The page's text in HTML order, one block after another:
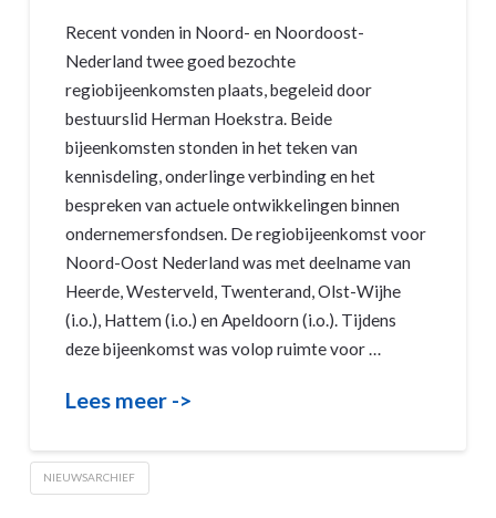
Recent vonden in Noord- en Noordoost-
Nederland twee goed bezochte
regiobijeenkomsten plaats, begeleid door
bestuurslid Herman Hoekstra. Beide
bijeenkomsten stonden in het teken van
kennisdeling, onderlinge verbinding en het
bespreken van actuele ontwikkelingen binnen
ondernemersfondsen. De regiobijeenkomst voor
Noord-Oost Nederland was met deelname van
Heerde, Westerveld, Twenterand, Olst-Wijhe
(i.o.), Hattem (i.o.) en Apeldoorn (i.o.). Tijdens
deze bijeenkomst was volop ruimte voor …
Lees meer ->
NIEUWSARCHIEF